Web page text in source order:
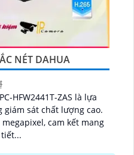
NÉT DAHUA
HFW2441T-ZAS là lựa
giám sát chất lượng cao.
cam kết mang